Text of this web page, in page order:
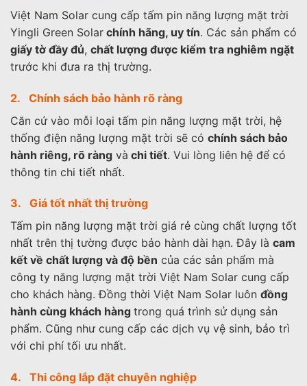
Việt Nam Solar cung cấp tấm pin năng lượng mặt trời
Yingli Green Solar chính hãng, uy tín. Các sản phẩm có
giấy tờ đầy đủ, chất lượng được kiểm tra nghiêm ngặt
trước khi đưa ra thị trường.
2. Chính sách bảo hành rõ ràng
Căn cứ vào mỗi loại tấm pin năng lượng mặt trời, hệ
thống điện năng lượng mặt trời sẽ có chính sách bảo
hành riêng, rõ ràng và chi tiết. Vui lòng liên hệ để có
thông tin chi tiết nhất.
3. Giá tốt nhất thị trường
Tấm pin năng lượng mặt trời giá rẻ cùng chất lượng tốt
nhất trên thị tường được bảo hành dài hạn. Đây là cam
kết về chất lượng và độ bền của các sản phẩm mà
công ty năng lượng mặt trời Việt Nam Solar cung cấp
cho khách hàng. Đồng thời Việt Nam Solar luôn đồng
hành cùng khách hàng trong quá trình sử dụng sản
phẩm. Cũng như cung cấp các dịch vụ vệ sinh, bảo trì
với chi phí tối ưu nhất.
4. Thi công lắp đặt chuyên nghiệp